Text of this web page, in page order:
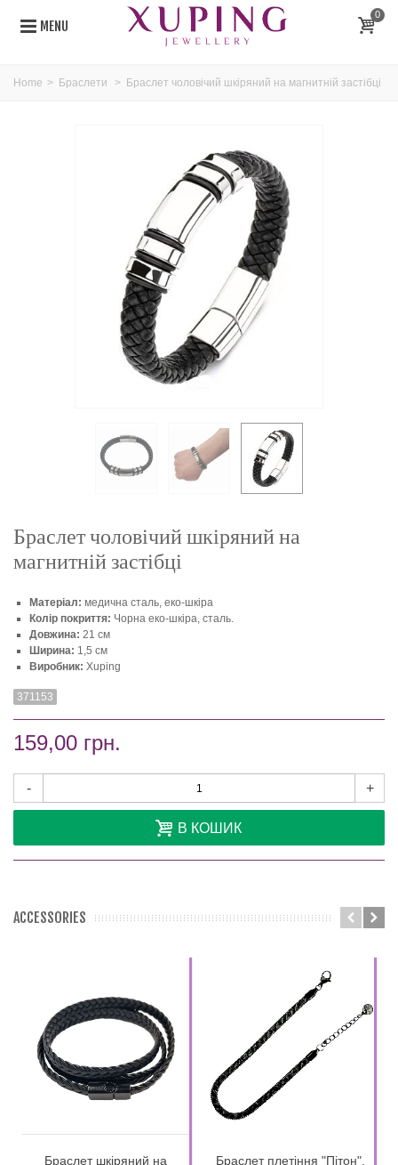
MENU
0
Home > Браслети > Браслет чоловічий шкіряний на магнитній застібці
Браслет чоловічий шкіряний на
магнитній застібці
Матеріал: медична сталь, еко-шкіра
Колір покриття: Чорна еко-шкіра, сталь.
Довжина: 21 см
Ширина: 1,5 см
Виробник: Xuping
371153
159,00 грн.
- +
В КОШИК
ACCESSORIES
Браслет шкіряний на
Браслет плетіння "Пітон",